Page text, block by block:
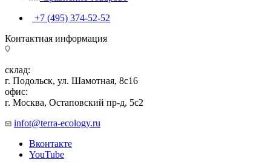
+7 (495) 374-52-52
Контактная информация
склад:
г. Подольск, ул. Шамотная, 8с16
офис:
г. Москва, Остаповский пр-д, 5с2
infot@terra-ecology.ru
Вконтакте
YouTube